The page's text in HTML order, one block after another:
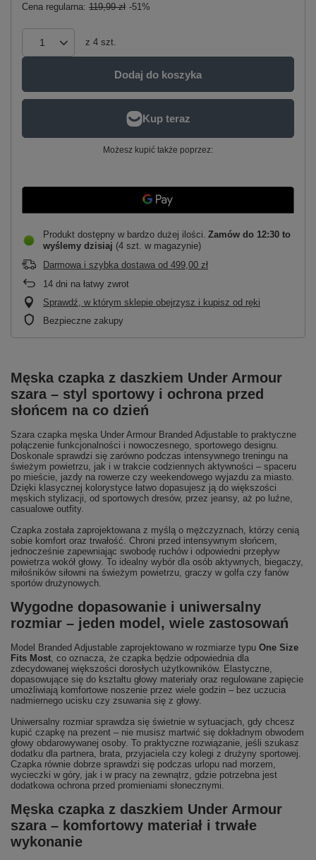
Cena regularna: 119,99 zł -51%
z 4 szt.
Dodaj do koszyka
Możesz kupić także poprzez:
Produkt dostępny w bardzo dużej ilości Zamów do 12:30 to
wyślemy dzisiaj (4 szt. w magazynie)
Darmowa i szybka dostawa od 499,00 zł
14 dni na łatwy zwrot
Sprawdź, w którym sklepie obejrzysz i kupisz od ręki
Bezpieczne zakupy
Męska czapka z daszkiem Under Armour
szara – styl sportowy i ochrona przed
słońcem na co dzień
Szara czapka męska Under Armour Branded Adjustable to praktyczne
połączenie funkcjonalności i nowoczesnego, sportowego designu.
Doskonale sprawdzi się zarówno podczas intensywnego treningu na
świeżym powietrzu, jak i w trakcie codziennych aktywności – spaceru
po mieście, jazdy na rowerze czy weekendowego wyjazdu za miasto.
Dzięki klasycznej kolorystyce łatwo dopasujesz ją do większości
męskich stylizacji, od sportowych dresów, przez jeansy, aż po luźne,
casualowe outfity.
Czapka została zaprojektowana z myślą o mężczyznach, którzy cenią
sobie komfort oraz trwałość. Chroni przed intensywnym słońcem,
jednocześnie zapewniając swobodę ruchów i odpowiedni przepływ
powietrza wokół głowy. To idealny wybór dla osób aktywnych, biegaczy,
miłośników siłowni na świeżym powietrzu, graczy w golfa czy fanów
sportów drużynowych.
Wygodne dopasowanie i uniwersalny
rozmiar – jeden model, wiele zastosowań
Model Branded Adjustable zaprojektowano w rozmiarze typu One Size
Fits Most, co oznacza, że czapka będzie odpowiednia dla
zdecydowanej większości dorosłych użytkowników. Elastyczne,
dopasowujące się do kształtu głowy materiały oraz regulowane zapięcie
umożliwiają komfortowe noszenie przez wiele godzin – bez uczucia
nadmiernego ucisku czy zsuwania się z głowy.
Uniwersalny rozmiar sprawdza się świetnie w sytuacjach, gdy chcesz
kupić czapkę na prezent – nie musisz martwić się dokładnym obwodem
głowy obdarowywanej osoby. To praktyczne rozwiązanie, jeśli szukasz
dodatku dla partnera, brata, przyjaciela czy kolegi z drużyny sportowej.
Czapka równie dobrze sprawdzi się podczas urlopu nad morzem,
wycieczki w góry, jak i w pracy na zewnątrz, gdzie potrzebna jest
dodatkowa ochrona przed promieniami słonecznymi.
Męska czapka z daszkiem Under Armour
szara – komfortowy materiał i trwałe
wykonanie